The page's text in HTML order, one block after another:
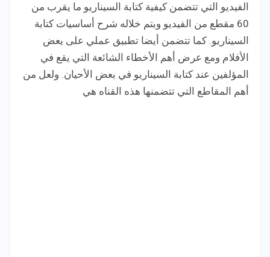
الفيديو التي تتضمن كيفية كتابة السيناريو ما يقرب من
60 مقطع من الفيديو وبتم خلاله شرح أساسيات كتابة
السيناريو. كما تتضمن أيضا تطبيق عملي على يعض
الأفلام ومع عرض أهم الأخطاء الشائعة التي يقع في
المؤلفين عند كتابة السيناريو في بعض الأحيان. ولعل من
أهم المقاطع التي تتضمنها هذه القناه هي